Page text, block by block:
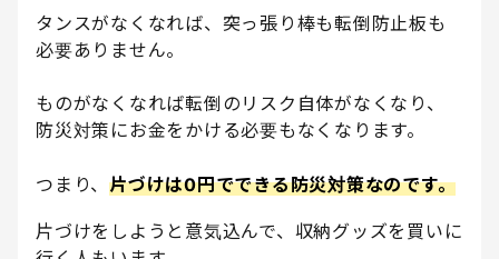
タンスがなくなれば、突っ張り棒も転倒防止板も
必要ありません。
ものがなくなれば転倒のリスク自体がなくなり、
防災対策にお金をかける必要もなくなります。
つまり、 片づけは0円でできる防災対策なのです。
片づけをしようと意気込んで、収納グッズを買いに